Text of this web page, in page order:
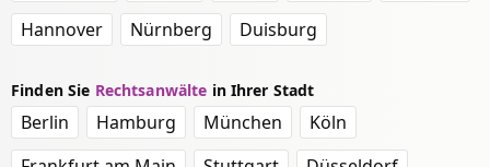
Hannover
Nürnberg Duisburg
Finden Sie Rechtsanwälte in Ihrer Stadt
Berlin Hamburg München
Köln